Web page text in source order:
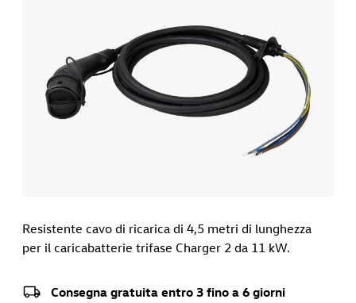
Resistente cavo di ricarica di 4,5 metri di lunghezza
per il caricabatterie trifase Charger 2 da 11 kW.
Consegna gratuita entro 3 fino a 6 giorni